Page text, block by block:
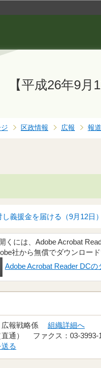
【平成26年9
区政情報 広報 報
義援金を届ける（9月12日
くには、Adobe Acrobat
社から無償でダウンロード
Adobe Acrobat Reader DC
報戦略係 組織詳細へ
直通） ファクス：03-3993-
る